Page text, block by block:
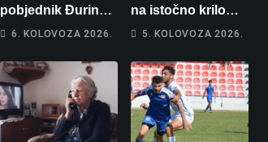
pobjednik Đurinog
memorijala
6. KOLOVOZA 2026.
na istočno krilo
NATO-a: Evo kamo
vojnika i 6
vojnikinja
5. KOLOVOZA 2026.